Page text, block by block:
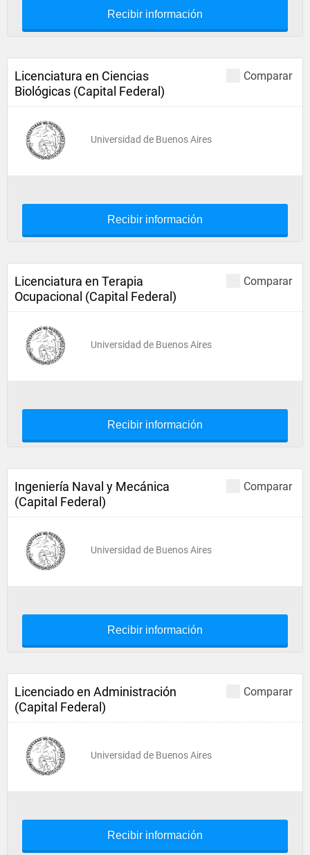
Recibir información
Comparar
Licenciatura en Ciencias
Biológicas (Capital Federal)
Universidad de Buenos Aires
Recibir información
Comparar
Licenciatura en Terapia
Ocupacional (Capital Federal)
Universidad de Buenos Aires
Recibir información
Comparar
Ingeniería Naval y Mecánica
(Capital Federal)
Universidad de Buenos Aires
Recibir información
Comparar
Licenciado en Administración
(Capital Federal)
Universidad de Buenos Aires
Recibir información